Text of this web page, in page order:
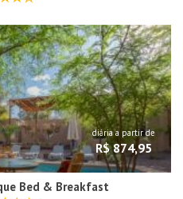
diária a partir de
R$ 874,95
Bed & Breakfast